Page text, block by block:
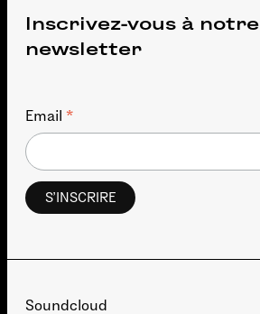
Inscrivez-vous à notre
newsletter
Email *
Soundcloud